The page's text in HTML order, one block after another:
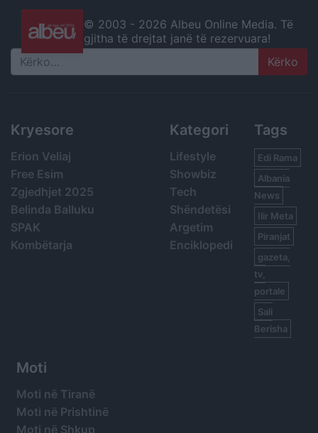
© 2003 - 2026 Albeu Online Media. Të
gjitha të drejtat janë të rezervuara!
Search
Kryesore
Erion Veliaj
Free Esim
Zgjedhjet 2025
Belinda Balluku
SPAK
Kombëtarja
Kategori
Lifestyle
Showbiz
Tech
Shëndetësi
Argetim
Enciklopedi
Tags
Edi Rama
Albania
News
Ilir Meta
Piranjat
gazeta,
tv,
portale
Sali
Berisha
Moti
Moti në Tiranë
Moti në Prishtinë
Moti në Shkup